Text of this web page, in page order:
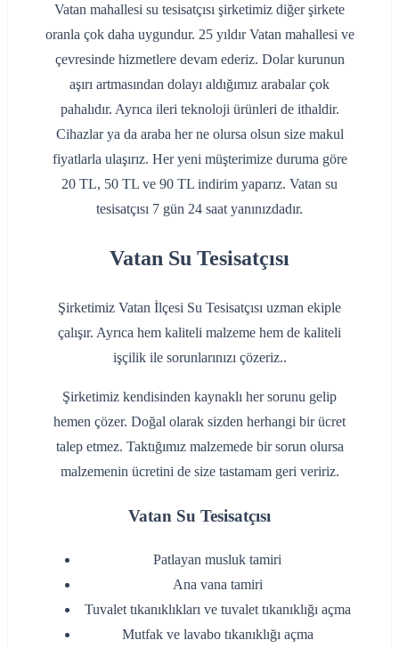
Vatan mahallesi su tesisatçısı şirketimiz diğer şirkete
oranla çok daha uygundur. 25 yıldır Vatan mahallesi ve
çevresinde hizmetlere devam ederiz. Dolar kurunun
aşırı artmasından dolayı aldığımız arabalar çok
pahalıdır. Ayrıca ileri teknoloji ürünleri de ithaldir.
Cihazlar ya da araba her ne olursa olsun size makul
fiyatlarla ulaşırız. Her yeni müşterimize duruma göre
20 TL, 50 TL ve 90 TL indirim yaparız. Vatan su
tesisatçısı 7 gün 24 saat yanınızdadır.
Vatan Su Tesisatçısı
Şirketimiz Vatan İlçesi Su Tesisatçısı uzman ekiple
çalışır. Ayrıca hem kaliteli malzeme hem de kaliteli
işçilik ile sorunlarınızı çözeriz..
Şirketimiz kendisinden kaynaklı her sorunu gelip
hemen çözer. Doğal olarak sizden herhangi bir ücret
talep etmez. Taktığımız malzemede bir sorun olursa
malzemenin ücretini de size tastamam geri veririz.
Vatan Su Tesisatçısı
‌Patlayan musluk tamiri
‌Ana vana tamiri
‌Tuvalet tıkanıklıkları ve tuvalet tıkanıklığı açma
‌Mutfak ve lavabo tıkanıklığı açma